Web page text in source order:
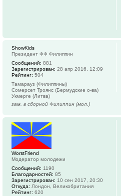
ShowKids
Президент ФФ Филиппин
Сообщений: 881
Зарегистрирован: 28 апр 2016, 12:09
Рейтинг: 504
Тамарауз (Филиппины)
Сомерсет Троянс (Бермудские о-ва)
Укмерге (Литва)
зам. в сборной Филиппин (мол.)
WorstFriend
Модератор молодежи
Сообщений: 1190
Благодарностей: 85
Зарегистрирован: 10 сен 2017, 20:30
Откуда: Лондон, Великобритания
Рейтинг: 620